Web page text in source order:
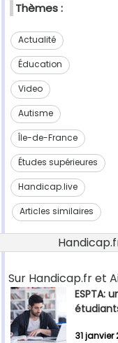
Thèmes :
Actualité
Éducation
Video
Autisme
Île-de-France
Études supérieures
Handicap.live
Articles similaires
Sur Handicap.fr et
ESPTA:
31 janvier